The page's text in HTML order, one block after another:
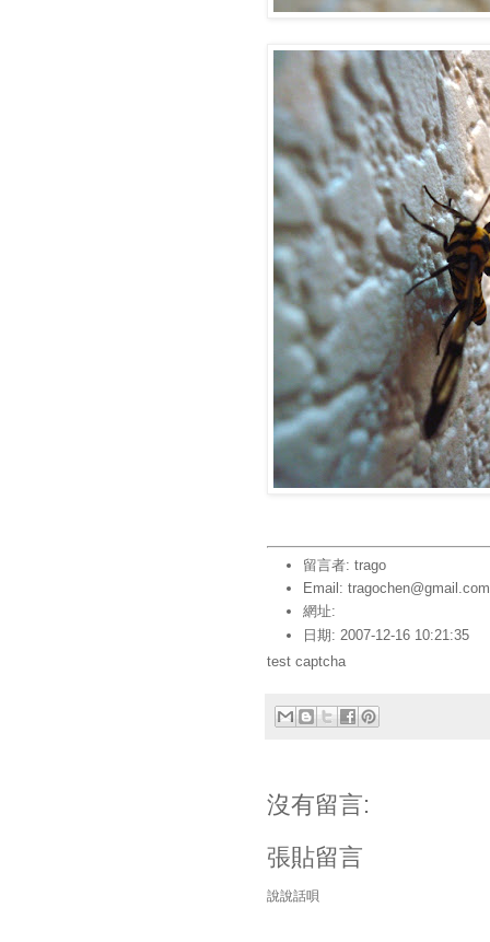
留言者: trago
Email: tragochen@gmail.com
網址:
日期: 2007-12-16 10:21:35
test captcha
沒有留言:
張貼留言
說說話唄